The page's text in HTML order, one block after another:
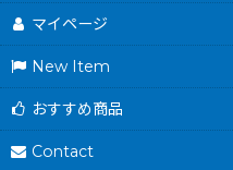
マイページ
New Item
おすすめ商品
Contact